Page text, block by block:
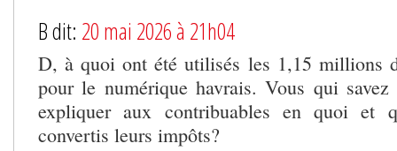
B dit: 20 mai 2026 à 21h04
D, à quoi ont été utilisés les 1,15 millions
pour le numérique havrais. Vous qui
expliquer aux contribuables en quoi et
convertis leurs impôts?